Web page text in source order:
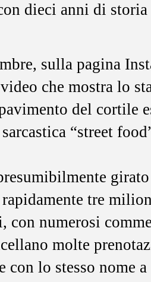
dieci anni di
sulla pagina
che mostra lo
del cortile
“street
rapidamente tre
con numerosi
molte
con lo stesso nome